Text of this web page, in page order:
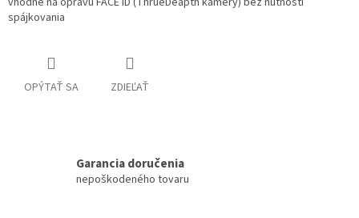
spájkovania
OPÝTAŤ SA ZDIEĽAŤ
Garancia doručenia
nepoškodeného tovaru